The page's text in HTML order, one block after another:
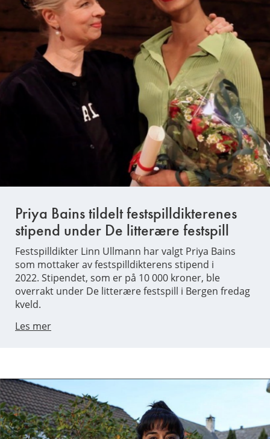
Priya Bains tildelt festspilldikterenes
stipend under De litterære festspill
Festspilldikter Linn Ullmann har valgt Priya Bains
som mottaker av festspilldikterens stipend i
2022. Stipendet, som er på 10 000 kroner, ble
overrakt under De litterære festspill i Bergen fredag
kveld.
Les mer